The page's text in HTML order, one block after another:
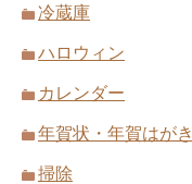
冷蔵庫
ハロウィン
カレンダー
年賀状・年賀はがき
掃除